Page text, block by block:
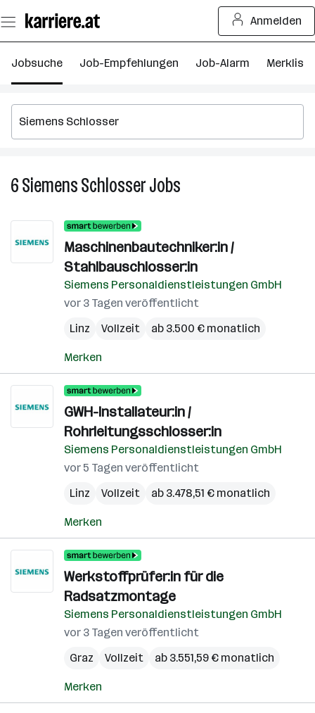
Seiteninhalt
springen
Anmelden
Jobsuche Job-Empfehlungen Job-Alarm Merkliste
6Siemens SchlosserJobs
Maschinenbautechniker:in /
Stahlbauschlosser:in
Siemens Personaldienstleistungen GmbH
vor 3 Tagen veröffentlicht
Linz
Vollzeit ab 3.500 € monatlich
Merken
GWH-Installateur:in /
Rohrleitungsschlosser:in
Siemens Personaldienstleistungen GmbH
vor 5 Tagen veröffentlicht
Linz
Vollzeit ab 3.478,51 € monatlich
Merken
Werkstoffprüfer:in für die
Radsatzmontage
Siemens Personaldienstleistungen GmbH
vor 3 Tagen veröffentlicht
Graz
Vollzeit ab 3.551,59 € monatlich
Merken